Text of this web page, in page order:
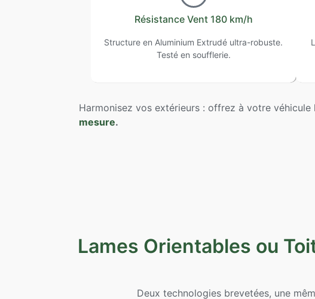
Résistance Vent 180 km/h
Structure en Aluminium Extrudé ultra-robuste.
Testé en soufflerie.
Harmonisez vos extérieurs : offrez à votre
mesure.
Lames Orientables ou
Deux technologies brevetées, une